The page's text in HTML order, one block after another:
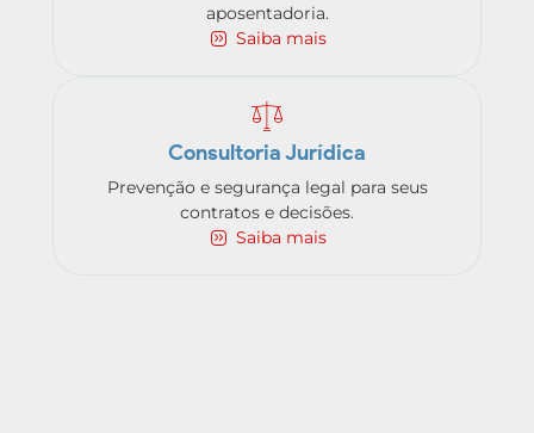
aposentadoria.
Saiba mais
Consultoria Jurídica
Prevenção e segurança legal para seus
contratos e decisões.
Saiba mais